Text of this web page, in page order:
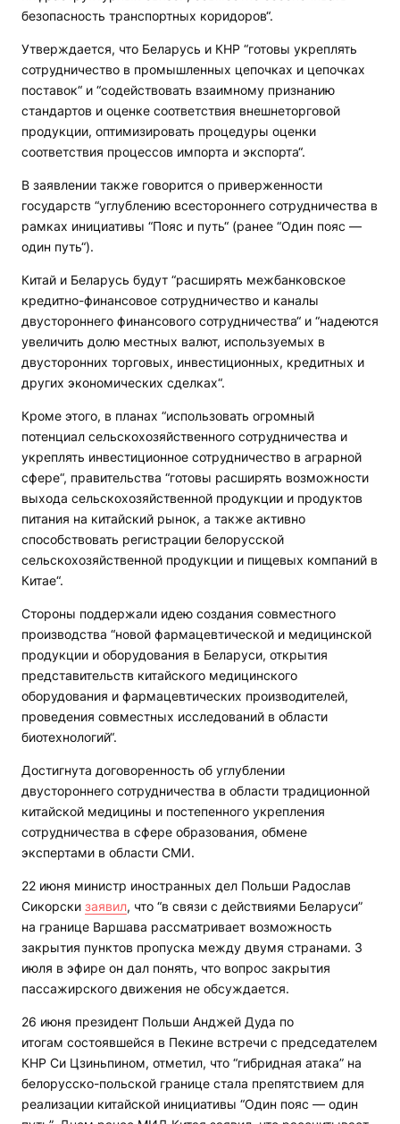
безопасность транспортных коридоров“.
Утверждается, что Беларусь и КНР “готовы укреплять
сотрудничество в промышленных цепочках и цепочках
поставок“ и “содействовать взаимному признанию
стандартов и оценке соответствия внешнеторговой
продукции, оптимизировать процедуры оценки
соответствия процессов импорта и экспорта“.
В заявлении также говорится о приверженности
государств “углублению всестороннего сотрудничества в
рамках инициативы “Пояс и путь“ (ранее “Один пояс —
один путь“).
Китай и Беларусь будут “расширять межбанковское
кредитно-финансовое сотрудничество и каналы
двустороннего финансового сотрудничества“ и “надеются
увеличить долю местных валют, используемых в
двусторонних торговых, инвестиционных, кредитных и
других экономических сделках“.
Кроме этого, в планах “использовать огромный
потенциал сельскохозяйственного сотрудничества и
укреплять инвестиционное сотрудничество в аграрной
сфере“, правительства “готовы расширять возможности
выхода сельскохозяйственной продукции и продуктов
питания на китайский рынок, а также активно
способствовать регистрации белорусской
сельскохозяйственной продукции и пищевых компаний в
Китае“.
Стороны поддержали идею создания совместного
производства “новой фармацевтической и медицинской
продукции и оборудования в Беларуси, открытия
представительств китайского медицинского
оборудования и фармацевтических производителей,
проведения совместных исследований в области
биотехнологий“.
Достигнута договоренность об углублении
двустороннего сотрудничества в области традиционной
китайской медицины и постепенного укрепления
сотрудничества в сфере образования, обмене
экспертами в области СМИ.
22 июня министр иностранных дел Польши Радослав
Сикорски заявил, что “в связи с действиями Беларуси”
на границе Варшава рассматривает возможность
закрытия пунктов пропуска между двумя странами. 3
июля в эфире он дал понять, что вопрос закрытия
пассажирского движения не обсуждается.
26 июня президент Польши Анджей Дуда по
итогам состоявшейся в Пекине встречи с председателем
КНР Си Цзиньпином, отметил, что “гибридная атака” на
белорусско-польской границе стала препятствием для
реализации китайской инициативы “Один пояс — один